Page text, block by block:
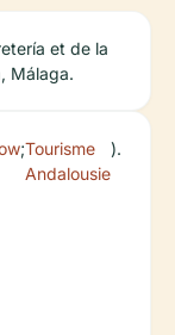
et de la
Málaga.
;Tourisme
Andalousie
).